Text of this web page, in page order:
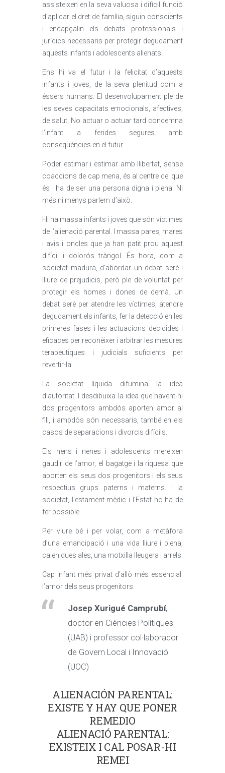
assisteixen en la seva valuosa i difícil funció
d’aplicar el dret de família, siguin conscients
i encapçalin els debats professionals i
jurídics necessaris per protegir degudament
aquests infants i adolescents alienats.
Ens hi va el futur i la felicitat d’aquests
infants i joves, de la seva plenitud com a
éssers humans. El desenvolupament ple de
les seves capacitats emocionals, afectives,
de salut. No actuar o actuar tard condemna
l’infant a ferides segures amb
conseqüències en el futur.
Poder estimar i estimar amb llibertat, sense
coaccions de cap mena, és al centre del que
és i ha de ser una persona digna i plena. Ni
més ni menys parlem d’això.
Hi ha massa infants i joves que són víctimes
de l’alienació parental. I massa pares, mares
i avis i oncles que ja han patit prou aquest
difícil i dolorós tràngol. És hora, com a
societat madura, d’abordar un debat serè i
lliure de prejudicis, però ple de voluntat per
protegir els homes i dones de demà. Un
debat serè per atendre les víctimes, atendre
degudament els infants, fer la detecció en les
primeres fases i les actuacions decidides i
eficaces per reconèixer i arbitrar les mesures
terapèutiques i judicials suficients per
revertir-la.
La societat líquida difumina la idea
d’autoritat. I desdibuixa la idea que havent-hi
dos progenitors ambdós aporten amor al
fill, i ambdós són necessaris, també en els
casos de separacions i divorcis difícils.
Els nens i nenes i adolescents mereixen
gaudir de l’amor, el bagatge i la riquesa que
aporten els seus dos progenitors i els seus
respectius grups paterns i materns. I la
societat, l’estament mèdic i l’Estat ho ha de
fer possible.
Per viure bé i per volar, com a metàfora
d’una emancipació i una vida lliure i plena,
calen dues ales, una motxilla lleugera i arrels.
Cap infant més privat d’allò més essencial:
l’amor dels seus progenitors.
Josep Xurigué Camprubí,
doctor en Ciències Polítiques
(UAB) i professor col·laborador
de Govern Local i Innovació
(UOC)
ALIENACIÓN PARENTAL:
EXISTE Y HAY QUE PONER
REMEDIO
ALIENACIÓ PARENTAL:
EXISTEIX I CAL POSAR-HI
REMEI